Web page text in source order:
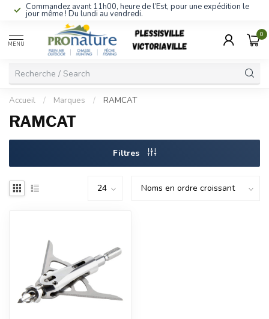
Commandez avant 11h00, heure de l’Est, pour une expédition le
jour même ! Du lundi au vendredi.
MENU
0
Accueil / Marques / RAMCAT
RAMCAT
Filtres